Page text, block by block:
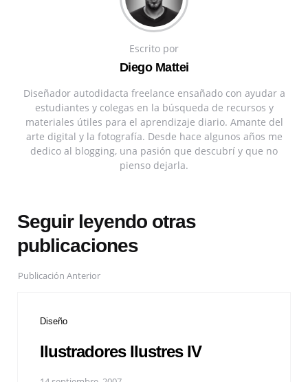
Escrito por
Diego Mattei
Diseñador autodidacta freelance ensañado con ayudar a
estudiantes y colegas en la búsqueda de recursos y
materiales útiles para el aprendizaje diario. Amante del
arte digital y la fotografía. Desde hace algunos años me
dedico al blogging, una pasión que descubrí y que no
pienso dejarla.
Seguir leyendo otras
publicaciones
Publicación Anterior
Diseño
Ilustradores Ilustres IV